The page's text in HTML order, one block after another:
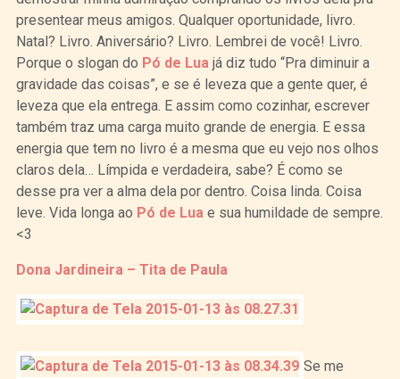
presentear meus amigos. Qualquer oportunidade, livro.
Natal? Livro. Aniversário? Livro. Lembrei de você! Livro.
Porque o slogan do Pó de Lua já diz tudo “Pra diminuir a
gravidade das coisas”, e se é leveza que a gente quer, é
leveza que ela entrega. E assim como cozinhar, escrever
também traz uma carga muito grande de energia. E essa
energia que tem no livro é a mesma que eu vejo nos olhos
claros dela… Límpida e verdadeira, sabe? É como se
desse pra ver a alma dela por dentro. Coisa linda. Coisa
leve. Vida longa ao Pó de Lua e sua humildade de sempre.
<3
Dona Jardineira – Tita de Paula
Se me